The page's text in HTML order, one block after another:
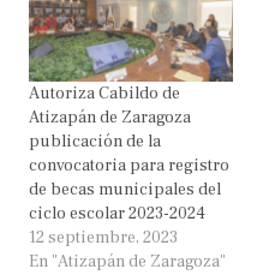
Autoriza Cabildo de
Atizapán de Zaragoza
publicación de la
convocatoria para registro
de becas municipales del
ciclo escolar 2023-2024
12 septiembre, 2023
En "Atizapán de Zaragoza"